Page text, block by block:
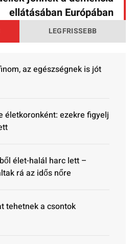
ellátásában Európában
LEGFRISSEBB
az egészségnek is jót
életkoronként: ezekre figyelj
élet-halál harc lett –
rá az idős nőre
tehetnek a csontok